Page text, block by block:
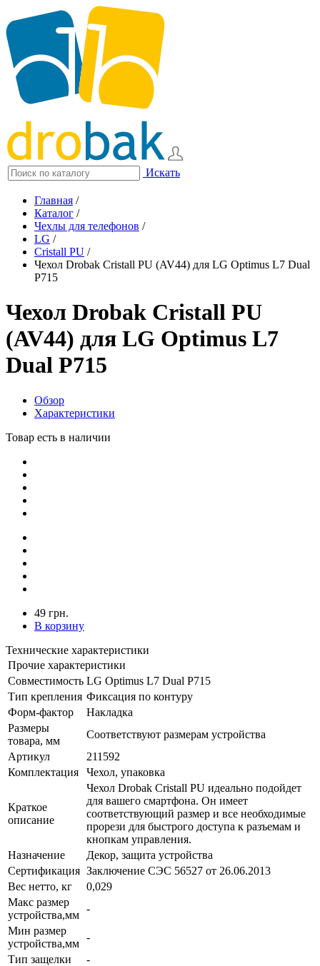
Искать
Главная /
Каталог /
Чехлы для телефонов /
LG /
Cristall PU /
Чехол Drobak Cristall PU (AV44) для LG Optimus L7 Dual
P715
Чехол Drobak Cristall PU
(AV44) для LG Optimus L7
Dual P715
Обзор
Характеристики
Товар есть в наличии
49 грн.
В корзину
Технические характеристики
Прочие характеристики
Совместимость LG Optimus L7 Dual P715
Тип крепления Фиксация по контуру
Форм-фактор
Накладка
Размеры
товара, мм
Соответствуют размерам устройства
Артикул
211592
Комплектация
Чехол, упаковка
Краткое
описание
Чехол Drobak Cristall PU идеально подойдет
для вашего смартфона. Он имеет
соответствующий размер и все необходимые
прорези для быстрого доступа к разъемам и
кнопкам управления.
Назначение
Декор, защита устройства
Сертификация Заключение СЭС 56527 от 26.06.2013
Вес нетто, кг
0,029
Макс размер
устройства,мм
-
Мин размер
устройства,мм
-
Тип защелки
-